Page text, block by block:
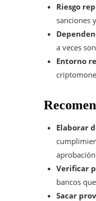
Riesgo
sanciones
a veces
Entorno
Elaborar
Verificar
bancos
Sacar